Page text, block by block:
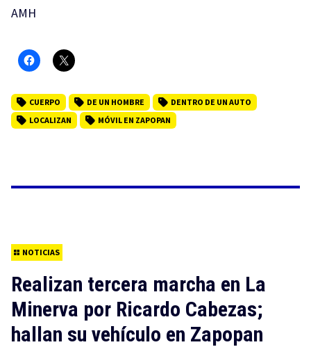
AMH
CUERPO DE UN HOMBRE
DENTRO DE UN AUTO
LOCALIZAN
MÓVIL EN ZAPOPAN
NOTICIAS
Realizan tercera marcha en La
Minerva por Ricardo Cabezas;
hallan su vehículo en Zapopan